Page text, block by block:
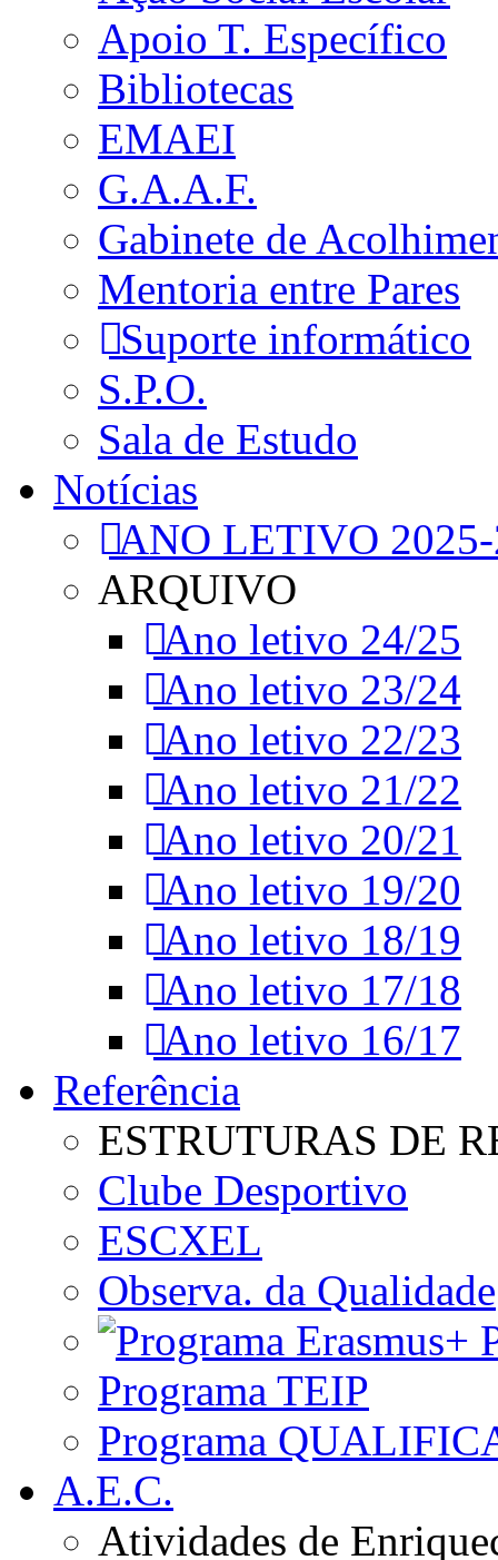
Apoio T. Específico
Bibliotecas
EMAEI
G.A.A.F.
Gabinete de
Mentoria entre Pares
Suporte informático
S.P.O.
Sala de Estudo
Notícias
ANO LETIVO
ARQUIVO
Ano letivo 24/25
Ano letivo 23/24
Ano letivo 22/23
Ano letivo 21/22
Ano letivo 20/21
Ano letivo 19/20
Ano letivo 18/19
Ano letivo 17/18
Ano letivo 16/17
Referência
ESTRUTURAS DE
Clube Desportivo
ESCXEL
Observa. da Qualidade
Programa TEIP
Programa
A.E.C.
Atividades de